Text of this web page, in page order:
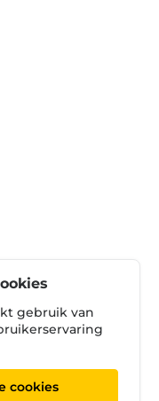
gebruik van
cookies